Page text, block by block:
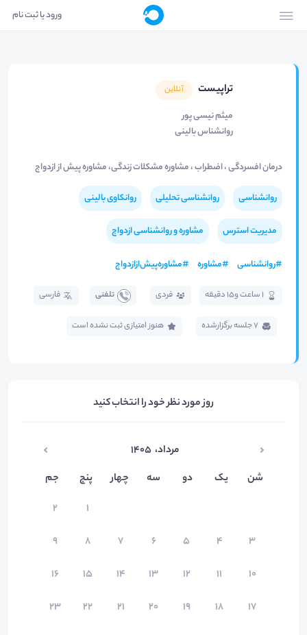
ورود یا ثبت نام
تراپیست آنلاین
میثم نیسی پور
روانشناس بالینی
درمان افسردگی ، اضطراب ، مشاوره مشکلات زندگی، مشاوره پیش از ازدواج
روانشناسی روانشناسی تحلیلی روانکاوی بالینی
مدیریت استرس مشاوره و روانشناسی ازدواج
#روانشناسی #مشاوره #مشاوره‌پیش‌ازازدواج
1 ساعت و15 دقیقه فردی تلفنی فارسی
7 جلسه برگزار‌شده هنوز امتیازی ثبت نشده است
روز مورد نظر خود را انتخاب کنید
مرداد، ۱۴۰۵
شن
یک دو سه چهار پنج
جم
۱
۲
۳
۴ ۵ ۶ ۷ ۸
۹
۱۰
۱۱ ۱۲ ۱۳ ۱۴ ۱۵
۱۶
۱۷
۱۸ ۱۹ ۲۰ ۲۱ ۲۲
۲۳